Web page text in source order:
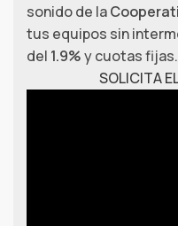
sonido de la
tus equipos sin
del 1.9%y cuotas fijas.
SOLICITA